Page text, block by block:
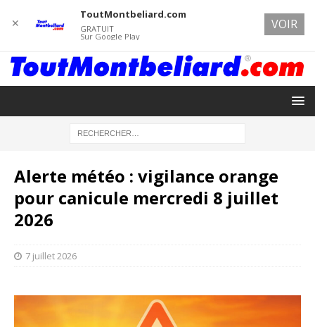
Alerte météo : vigilance orange
pour canicule mercredi 8 juillet
2026
7 juillet 2026
✕
ToutMontbeliard.com
GRATUIT
Sur Google Play
VOIR